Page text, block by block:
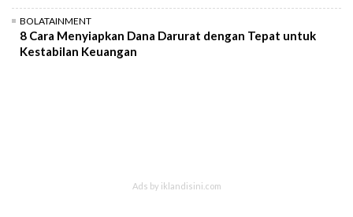
BOLATAINMENT
8 Cara Menyiapkan Dana Darurat dengan Tepat untuk
Kestabilan Keuangan